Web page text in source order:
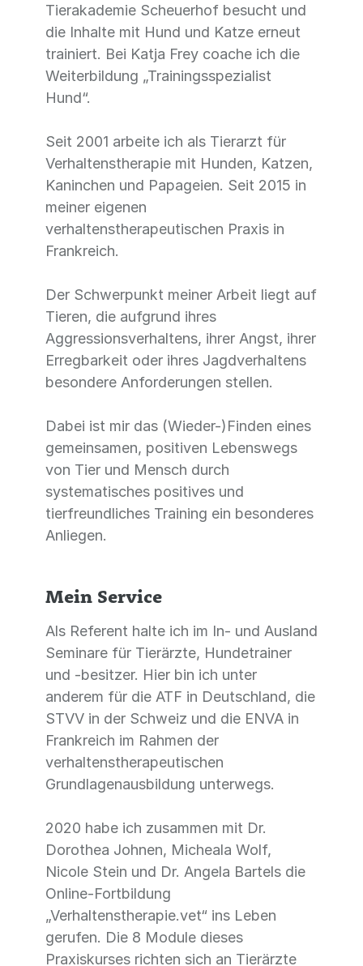
Tierakademie Scheuerhof besucht und
die Inhalte mit Hund und Katze erneut
trainiert. Bei Katja Frey coache ich die
Weiterbildung „Trainingsspezialist
Hund“.
Seit 2001 arbeite ich als Tierarzt für
Verhaltenstherapie mit Hunden, Katzen,
Kaninchen und Papageien. Seit 2015 in
meiner eigenen
verhaltenstherapeutischen Praxis in
Frankreich.
Der Schwerpunkt meiner Arbeit liegt auf
Tieren, die aufgrund ihres
Aggressionsverhaltens, ihrer Angst, ihrer
Erregbarkeit oder ihres Jagdverhaltens
besondere Anforderungen stellen.
Dabei ist mir das (Wieder-)Finden eines
gemeinsamen, positiven Lebenswegs
von Tier und Mensch durch
systematisches positives und
tierfreundliches Training ein besonderes
Anliegen.
Mein Service
Als Referent halte ich im In- und Ausland
Seminare für Tierärzte, Hundetrainer
und -besitzer. Hier bin ich unter
anderem für die ATF in Deutschland, die
STVV in der Schweiz und die ENVA in
Frankreich im Rahmen der
verhaltenstherapeutischen
Grundlagenausbildung unterwegs.
2020 habe ich zusammen mit Dr.
Dorothea Johnen, Micheala Wolf,
Nicole Stein und Dr. Angela Bartels die
Online-Fortbildung
„Verhaltenstherapie.vet“ ins Leben
gerufen. Die 8 Module dieses
Praxiskurses richten sich an Tierärzte